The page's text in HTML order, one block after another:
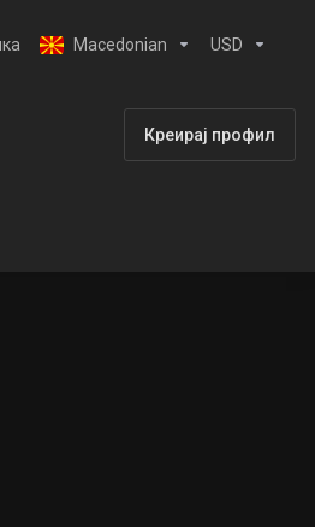
Macedonian USD
Креирај профил